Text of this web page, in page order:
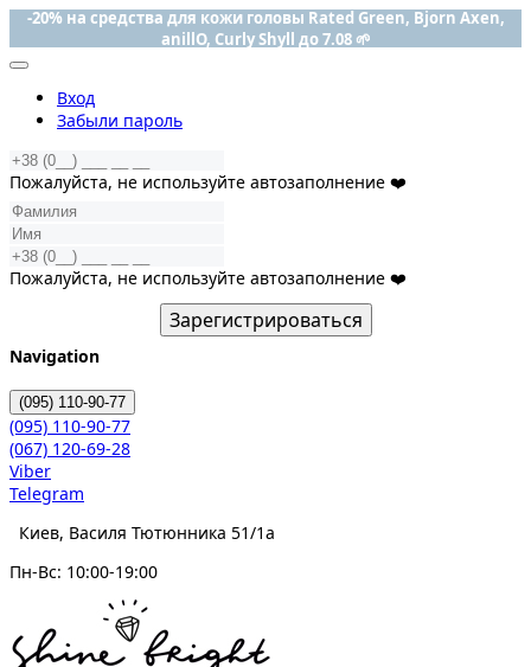
-20% на средства для кожи головы Rated Green, Bjorn Axen,
anillO, Curly Shyll до 7.08 🌱
Вход
Забыли пароль
Пожалуйста, не используйте автозаполнение ❤️
Пожалуйста, не используйте автозаполнение ❤️
Зарегистрироваться
Navigation
(095) 110-90-77
(095) 110-90-77
(067) 120-69-28
Viber
Telegram
Киев, Василя Тютюнника 51/1а
Пн-Вс: 10:00-19:00